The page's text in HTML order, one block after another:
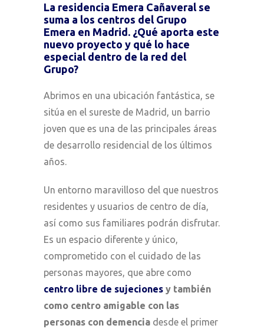
La residencia Emera Cañaveral se
suma a los centros del Grupo
Emera en Madrid. ¿Qué aporta este
nuevo proyecto y qué lo hace
especial dentro de la red del
Grupo?
Abrimos en una ubicación fantástica, se
sitúa en el sureste de Madrid, un barrio
joven que es una de las principales áreas
de desarrollo residencial de los últimos
años.
Un entorno maravilloso del que nuestros
residentes y usuarios de centro de día,
así como sus familiares podrán disfrutar.
Es un espacio diferente y único,
comprometido con el cuidado de las
personas mayores, que abre como
centro libre de sujeciones y también
como centro amigable con las
personas con demencia desde el primer